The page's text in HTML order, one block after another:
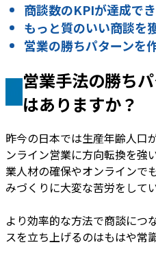
商談数のKPIが達成で
もっと質のいい商談を
営業の勝ちパターンを
営業手法の勝ち
はありますか？
昨今の日本では生産年齢人口
ンライン営業に方向転換を強
業人材の確保やオンラインで
みづくりに大変な苦労をして
より効率的な方法で商談につ
スを立ち上げるのはもはや常